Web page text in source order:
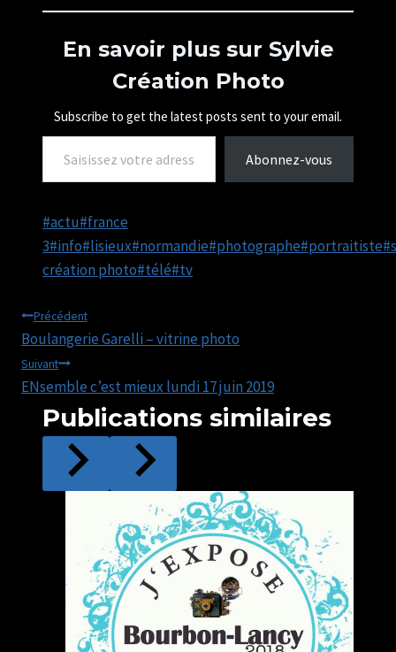
g
m
…
En savoir plus sur Sylvie
Création Photo
Subscribe to get the latest posts sent to your email.
Saisissez votre adresse e-mail…
Abonnez-vous
Étiquettes
de
la
#actu#france
3#info#lisieux#normandie#photographe#portraitiste#
création photo#télé#tv
Navigation
de
l’article
Précédent
Boulangerie Garelli – vitrine photo
Suivant
ENsemble c’est mieux lundi 17 juin 2019
Publications similaires